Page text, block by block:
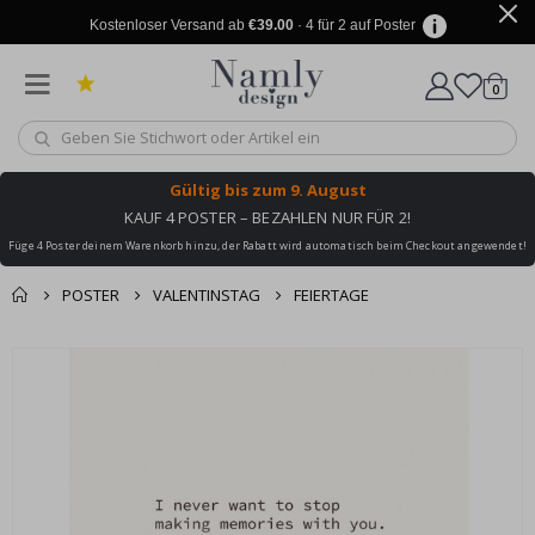
Kostenloser Versand ab €39.00· 4 für 2 auf Poster
Wagen
0
Gültig bis zum 9. August
KAUF 4 POSTER – BEZAHLEN NUR FÜR 2!
Füge 4 Poster deinem Warenkorb hinzu, der Rabatt wird automatisch beim Checkout angewendet!
POSTER VALENTINSTAG FEIERTAGE